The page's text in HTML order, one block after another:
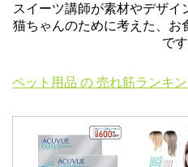
スイーツ講師が素材やデザイ
猫ちゃんのために考えた、お
です
ペット用品 の 売れ筋ランキ